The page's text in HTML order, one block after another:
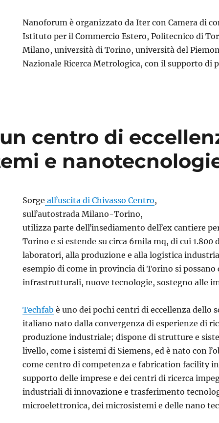
Nanoforum è organizzato da Iter con Camera di
Istituto per il Commercio Estero, Politecnico di
Milano, università di Torino, università del
Nazionale Ricerca Metrologica, con il supporto di
centro di
e
Sorge allʼuscita di Chivasso Centro,
sullʼautostrada Milano-Torino,
utilizza parte dellʼinsediamento dellʼex cantiere
Torino e si estende su circa 6mila mq, di cui 1.800
laboratori, alla produzione e alla logistica
esempio di come in provincia di Torino si
infrastrutturali, nuove tecnologie, sostegno alle
Techfab è uno dei pochi centri di eccellenza dello
italiano nato dalla convergenza di esperienze di
produzione industriale; dispone di strutture e
livello, come i sistemi di Siemens, ed è nato con
come centro di competenza e fabrication facility
supporto delle imprese e dei centri di ricerca
industriali di innovazione e trasferimento
microelettronica, dei microsistemi e delle nano